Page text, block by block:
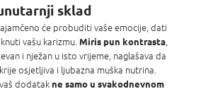
sklad
će probuditi vaše emocije, dati
vašu karizmu. Miris pun kontrasta
i nježan u isto vrijeme, naglašava da
osjetljiva i ljubazna muška nutrina.
dodatak ne samo u svakodnevnom